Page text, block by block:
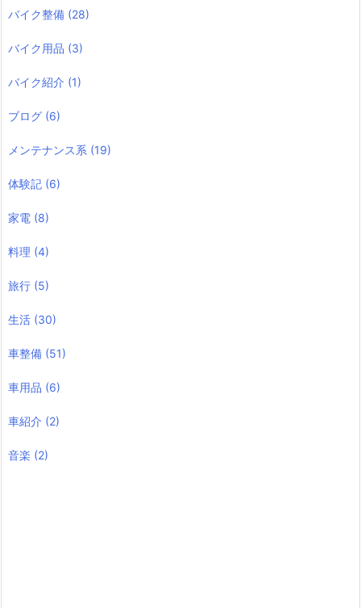
バイク整備 (28)
バイク用品 (3)
バイク紹介 (1)
ブログ (6)
メンテナンス系 (19)
体験記 (6)
家電 (8)
料理 (4)
旅行 (5)
生活 (30)
車整備 (51)
車用品 (6)
車紹介 (2)
音楽 (2)